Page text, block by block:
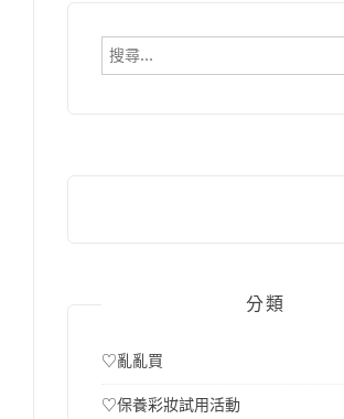
搜
分類
♡亂亂買
♡保養彩妝試用活動